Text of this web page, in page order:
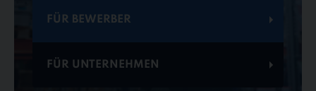
FÜR BEWERBER
FÜR UNTERNEHMEN